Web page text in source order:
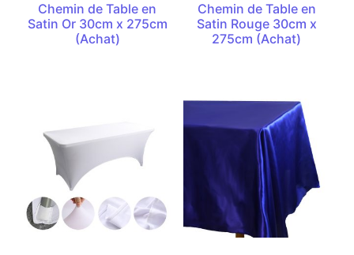
Chemin de Table en
Satin Or 30cm x 275cm
(Achat)
Chemin de Table en
Satin Rouge 30cm x
275cm (Achat)